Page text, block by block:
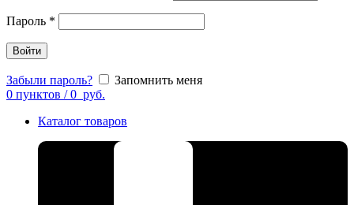
Пароль *
Войти
Забыли пароль?
Запомнить меня
0 пунктов / 0 руб.
Каталог товаров